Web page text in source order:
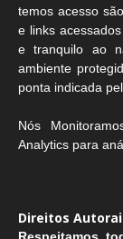
temos acesso
e links
e tranquilo ao
ambiente
ponta indicada
Nós
Analytics para
Direitos